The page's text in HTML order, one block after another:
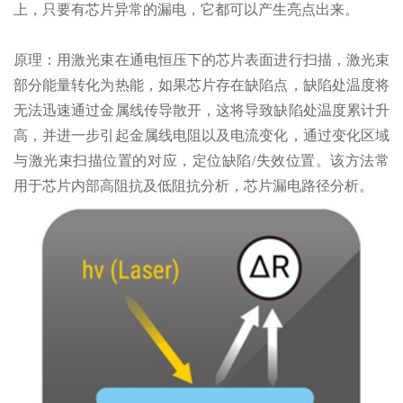
上，只要有芯片异常的漏电，它都可以产生亮点出来。
原理：用激光束在通电恒压下的芯片表面进行扫描，激光束
部分能量转化为热能，如果芯片存在缺陷点，缺陷处温度将
无法迅速通过金属线传导散开，这将导致缺陷处温度累计升
高，并进一步引起金属线电阻以及电流变化，通过变化区域
与激光束扫描位置的对应，定位缺陷/失效位置。该方法常
用于芯片内部高阻抗及低阻抗分析，芯片漏电路径分析。